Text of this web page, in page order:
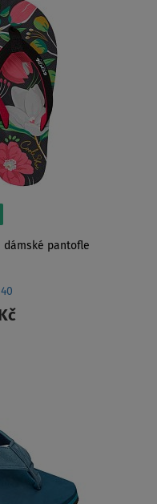
dámské pantofle
40